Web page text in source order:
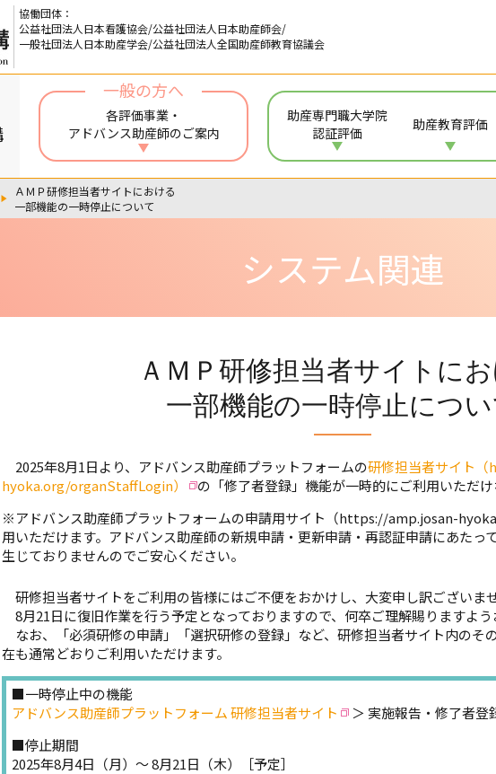
協働団体：
公益社団法人日本看護協会/公益社団法人日本助産師会/
一般社団法人日本助産学会/公益社団法人全国助産師教育協議会
一般の方へ
各評価事業・
アドバンス助産師のご案内
助産専門職大学院
認証評価
助産教育評価
ＡＭＰ研修担当者サイトにおける
一部機能の一時停止について
システム関連
ＡＭＰ研修担当者サイトに
一部機能の一時停止につい
2025年8月1日より、アドバンス助産師プラットフォームの研修担当者サイト
hyoka.org/organStaffLogin）
の「修了者登録」機能が一時的にご利用いただけ
※アドバンス助産師プラットフォームの申請用サイト（https://amp.josan-
用いただけます。アドバンス助産師の新規申請・更新申請・再認証申請にあたっ
生じておりませんのでご安心ください。
研修担当者サイトをご利用の皆様にはご不便をおかけし、大変申し訳ございませ
8月21日に復旧作業を行う予定となっておりますので、何卒ご理解賜りますよう
なお、「必須研修の申請」「選択研修の登録」など、研修担当者サイト内のそ
在も通常どおりご利用いただけます。
■一時停止中の機能
アドバンス助産師プラットフォーム 研修担当者サイト
＞ 実施報告・修了者登
■停止期間
2025年8月4日（月）～ 8月21日（木）［予定］